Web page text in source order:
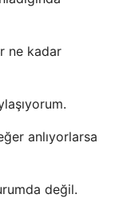
ne kadar
anlıyorlarsa
değil.